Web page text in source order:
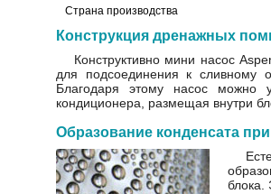
Страна производства
Конструкция дренажных
Конструктивно мини насос
для подсоединения к сливному
Благодаря этому насос можно
кондиционера, размещая внутри
Образование конденсата
блока.